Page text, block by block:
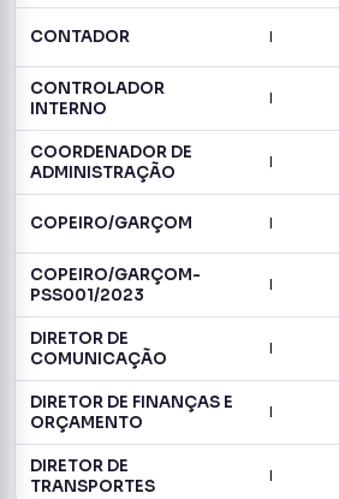
CONTADOR I
CONTROLADOR
INTERNO
I
COORDENADOR DE
ADMINISTRAÇÃO
I
COPEIRO/GARÇOM I
COPEIRO/GARÇOM-
PSS001/2023
I
DIRETOR DE
COMUNICAÇÃO
I
DIRETOR DE FINANÇAS E
ORÇAMENTO
I
DIRETOR DE
TRANSPORTES
I